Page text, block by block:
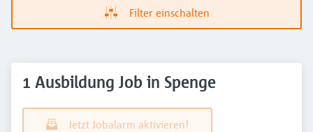
Filter einschalten
1 Ausbildung Job in Spenge
Jetzt Jobalarm aktivieren!